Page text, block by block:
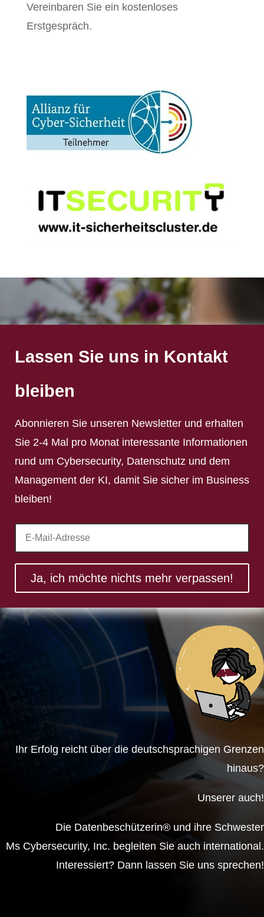
Vereinbaren Sie ein kostenloses
Erstgespräch.
Lassen Sie uns in Kontakt
bleiben
Abonnieren Sie unseren Newsletter und erhalten
Sie 2-4 Mal pro Monat interessante Informationen
rund um Cybersecurity, Datenschutz und dem
Management der KI, damit Sie sicher im Business
bleiben!
Ja, ich möchte nichts mehr verpassen!
Ihr Erfolg reicht über die deutschsprachigen Grenzen
hinaus?
Unserer auch!
Die Datenbeschützerin® und ihre Schwester
Ms Cybersecurity, Inc. begleiten Sie auch international.
Interessiert? Dann lassen Sie uns sprechen!